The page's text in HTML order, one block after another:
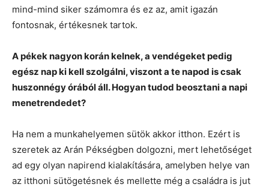
mind-mind siker számomra és ez az, amit igazán
fontosnak, értékesnek tartok.
A pékek nagyon korán kelnek, a vendégeket pedig
egész nap ki kell szolgálni, viszont a te napod is csak
huszonnégy órából áll. Hogyan tudod beosztani a napi
menetrendedet?
Ha nem a munkahelyemen sütök akkor itthon. Ezért is
szeretek az Arán Pékségben dolgozni, mert lehetőséget
ad egy olyan napirend kialakítására, amelyben helye van
az itthoni sütögetésnek és mellette még a családra is jut